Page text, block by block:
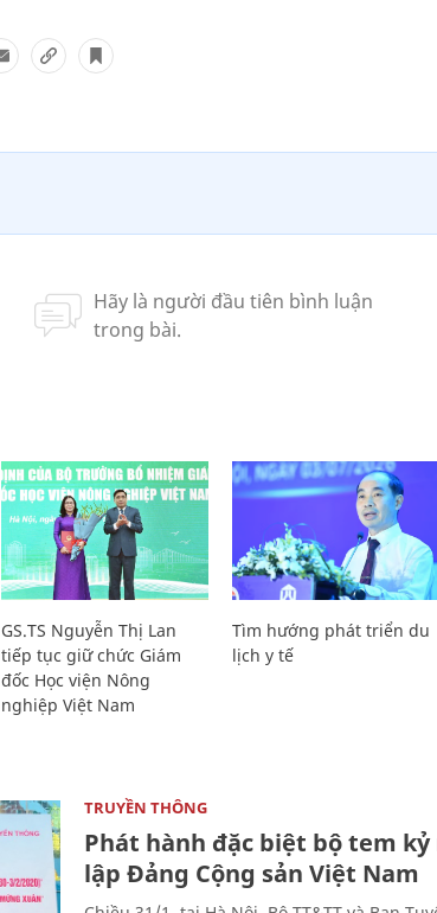
GS.TS Nguyễn Thị Lan
tiếp tục giữ chức Giám
đốc Học viện Nông
nghiệp Việt Nam
Tìm hướng phát triển du
lịch y tế
TRUYỀN THÔNG
Phát hành đặc biệt bộ tem
lập Đảng Cộng sản Việt Nam